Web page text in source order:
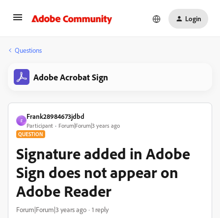
Login
Questions
Adobe Acrobat Sign
F
Frank28984673jdbd
Participant Forum|Forum|3 years ago
QUESTION
Signature added in Adobe
Sign does not appear on
Adobe Reader
Forum|Forum|3 years ago 1 reply